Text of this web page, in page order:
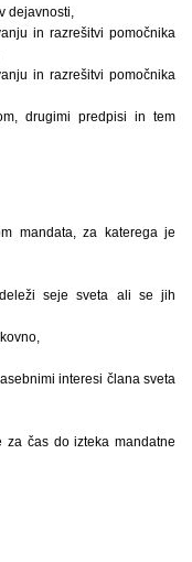
dejavnosti,
in razrešitvi pomočnika
in razrešitvi pomočnika
drugimi predpisi in tem
mandata, za katerega je
seje sveta ali se jih
interesi člana sveta
za čas do izteka mandatne